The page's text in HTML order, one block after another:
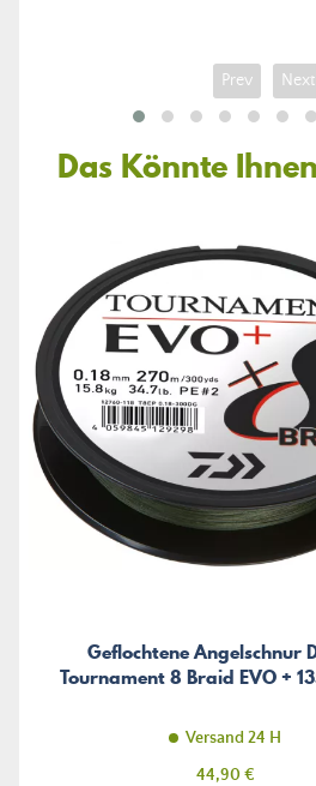
Prev Next
Das Könnte
Geflochtene Angelschnur
Tournament 8 Braid EVO +
Versand 24 H
Preis
44,90 €